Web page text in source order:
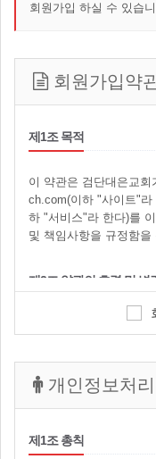
회원가입 하실 수 있습
회원가입약
제1조 목적
이 약관은 검단대은교회
ch.com(이하 "사이트"라
하 "서비스"라 한다)를
및 책임사항을 규정함을
제2조 약관의 효력 및 변
교회는 약관의
통신사업법, 정
률, 방문판매 등
관련법 범위에서
교회가 약관을
개인정보처
제1조 총칙